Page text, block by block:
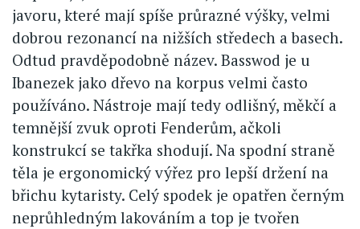
javoru, které mají spíše průrazné výšky, velmi
dobrou rezonancí na nižších středech a basech.
Odtud pravděpodobně název. Basswod je u
Ibanezek jako dřevo na korpus velmi často
používáno. Nástroje mají tedy odlišný, měkčí a
temnější zvuk oproti Fenderům, ačkoli
konstrukcí se takřka shodují. Na spodní straně
těla je ergonomický výřez pro lepší držení na
břichu kytaristy. Celý spodek je opatřen černým
neprůhledným lakováním a top je tvořen